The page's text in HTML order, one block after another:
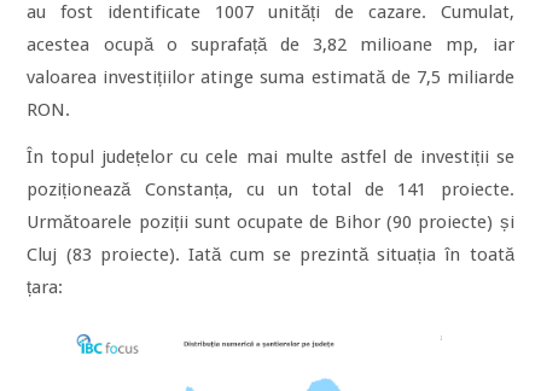
au fost identificate 1007 unități de cazare. Cumulat,
acestea ocupă o suprafață de 3,82 milioane mp, iar
valoarea investițiilor atinge suma estimată de 7,5 miliarde
RON.
În topul județelor cu cele mai multe astfel de investiții se
poziționează Constanța, cu un total de 141 proiecte.
Următoarele poziții sunt ocupate de Bihor (90 proiecte) și
Cluj (83 proiecte). Iată cum se prezintă situația în toată
țara: